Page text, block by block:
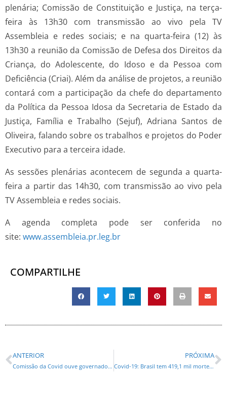
plenária; Comissão de Constituição e Justiça, na terça-
feira às 13h30 com transmissão ao vivo pela TV
Assembleia e redes sociais; e na quarta-feira (12) às
13h30 a reunião da Comissão de Defesa dos Direitos da
Criança, do Adolescente, do Idoso e da Pessoa com
Deficiência (Criai). Além da análise de projetos, a reunião
contará com a participação da chefe do departamento
da Política da Pessoa Idosa da Secretaria de Estado da
Justiça, Família e Trabalho (Sejuf), Adriana Santos de
Oliveira, falando sobre os trabalhos e projetos do Poder
Executivo para a terceira idade.
As sessões plenárias acontecem de segunda a quarta-
feira a partir das 14h30, com transmissão ao vivo pela
TV Assembleia e redes sociais.
A agenda completa pode ser conferida no
site: www.assembleia.pr.leg.br
COMPARTILHE
ANTERIOR
Comissão da Covid ouve governadores sobre compra descentralizada de vacinas
PRÓXIMA
Covid-19: Brasil tem 419,1 mil mortes e 15,08 milhões de casos